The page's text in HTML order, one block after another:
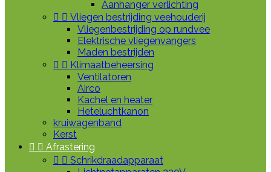
Aanhanger verlichting
  Vliegen bestrijding veehouderij
Vliegenbestrijding op rundvee
Elektrische vliegenvangers
Maden bestrijden
  Klimaatbeheersing
Ventilatoren
Airco
Kachel en heater
Heteluchtkanon
kruiwagenband
Kerst
  Afrastering
  Schrikdraadapparaat